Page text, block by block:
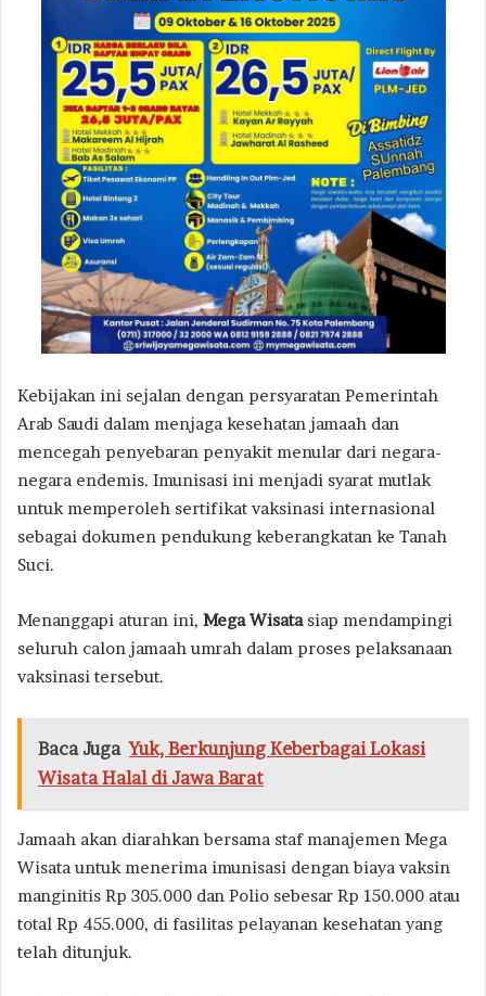
Kebijakan ini sejalan dengan persyaratan Pemerintah
Arab Saudi dalam menjaga kesehatan jamaah dan
mencegah penyebaran penyakit menular dari negara-
negara endemis. Imunisasi ini menjadi syarat mutlak
untuk memperoleh sertifikat vaksinasi internasional
sebagai dokumen pendukung keberangkatan ke Tanah
Suci.
Menanggapi aturan ini, Mega Wisatasiap mendampingi
seluruh calon jamaah umrah dalam proses pelaksanaan
vaksinasi tersebut.
Baca Juga Yuk, Berkunjung Keberbagai Lokasi
Wisata Halal di Jawa Barat
Jamaah akan diarahkan bersama staf manajemen Mega
Wisata untuk menerima imunisasi dengan biaya vaksin
manginitis Rp 305.000 dan Polio sebesar Rp 150.000 atau
total Rp 455.000, di fasilitas pelayanan kesehatan yang
telah ditunjuk.